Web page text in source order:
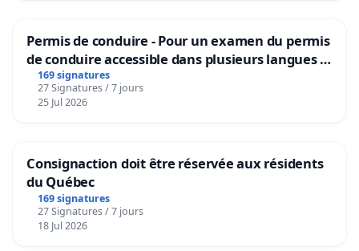
Permis de conduire - Pour un examen du permis
de conduire accessible dans plusieurs langues à
Bruxelles
169 signatures
27 Signatures / 7 jours
25 Jul 2026
Consignaction doit être réservée aux résidents
du Québec
169 signatures
27 Signatures / 7 jours
18 Jul 2026